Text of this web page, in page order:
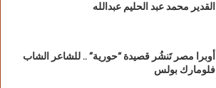
القدير محمد عبد الحليم عبدالله
أوبرا مصر تَنشُر قصيدة “حورية” .. للشاعر الشاب
فلومارك بولس